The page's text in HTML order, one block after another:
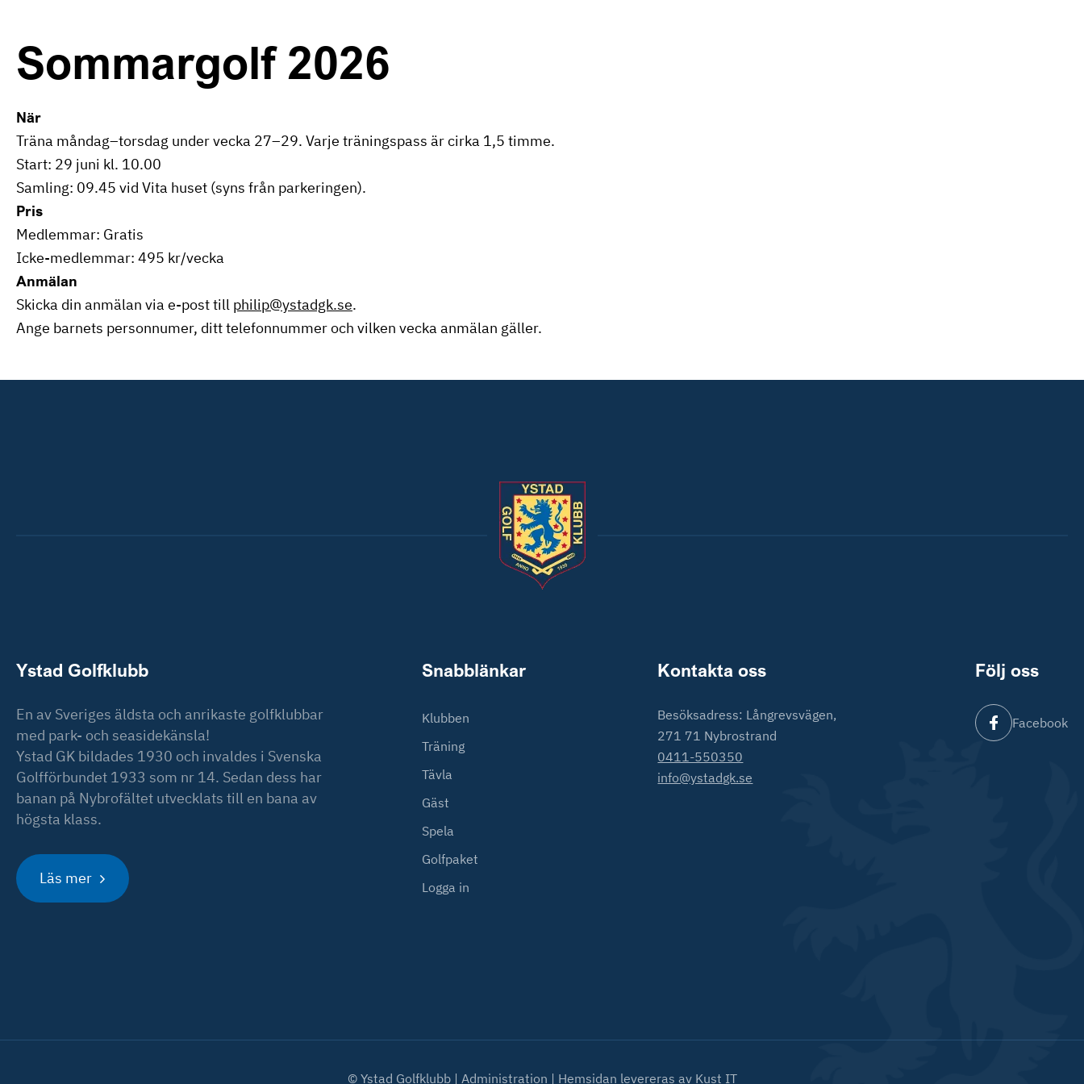
Sommargolf 2026
När
Träna måndag–torsdag under vecka 27–29. Varje träningspass är cirka 1,5 timme.
Start: 29 juni kl. 10.00
Samling: 09.45 vid Vita huset (syns från parkeringen).
Pris
Medlemmar: Gratis
Icke-medlemmar: 495 kr/vecka
Anmälan
Skicka din anmälan via e-post till philip@ystadgk.se.
Ange barnets personnumer, ditt telefonnummer och vilken vecka anmälan gäller.
Ystad Golfklubb
En av Sveriges äldsta och anrikaste golfklubbar
med park- och seasidekänsla!
Ystad GK bildades 1930 och invaldes i Svenska
Golfförbundet 1933 som nr 14. Sedan dess har
banan på Nybrofältet utvecklats till en bana av
högsta klass.
Läs mer
Snabblänkar
Klubben
Träning
Tävla
Gäst
Spela
Golfpaket
Logga in
Kontakta oss
Besöksadress: Långrevsvägen,
271 71 Nybrostrand
0411-550350
info@ystadgk.se
Följ oss
Facebook
© Ystad Golfklubb | Administration | Hemsidan levereras av Kust IT